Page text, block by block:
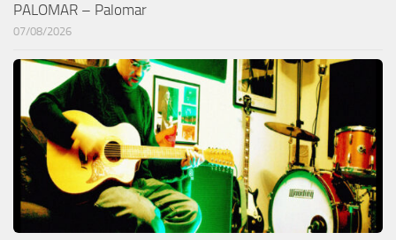
PALOMAR – Palomar
07/08/2026